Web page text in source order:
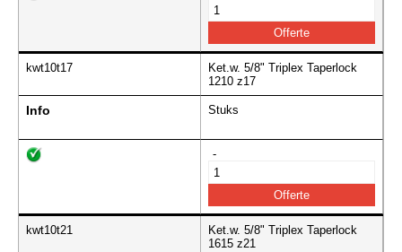
kwt10t17
Ket.w. 5/8" Triplex Taperlock
1210 z17
Info Stuks
-
kwt10t21
Ket.w. 5/8" Triplex Taperlock
1615 z21